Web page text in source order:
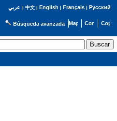
عربي | 中文| English | Français| Русский
Búsqueda avanzada